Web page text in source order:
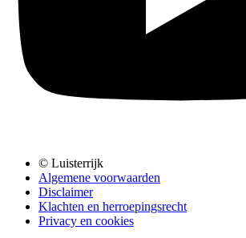
© Luisterrijk
Algemene voorwaarden
Disclaimer
Klachten en herroepingsrecht
Privacy en cookies